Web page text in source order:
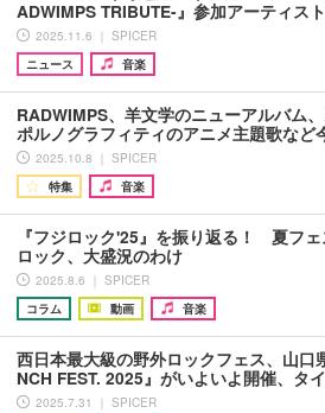
ADWIMPS TRIBUTE-』参加アーティス
2025.11.6 ｜ SPICER
ニュース
音楽
RADWIMPS、羊文学のニューアルバム、
ポルノグラフィティのアニメ主題歌な
2025.10.8 ｜ SPICER
特集
音楽
『フジロック'25』を振り返る！ 夏フ
ロック、大盛況のわけ
2025.8.6 ｜ SPICER
コラム
動画 音楽
西日本最大級の野外ロックフェス、山口
NCH FEST. 2025』がいよいよ開催、タ
2025.7.31 ｜ SPICER